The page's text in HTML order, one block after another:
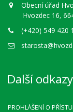
Obecní úřad
Hvozdec 16,
(+420) 549 420
Další odkazy
PROHLÁŠENÍ O